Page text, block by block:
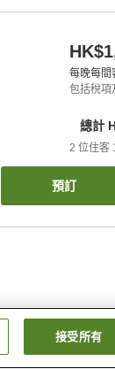
每晚每間
包括稅項
總計
2 位住客
預訂
接受所有